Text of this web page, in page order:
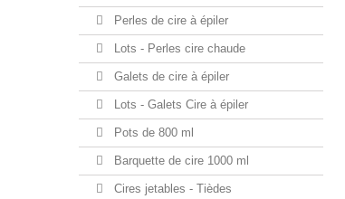
Perles de cire à épiler
Lots - Perles cire chaude
Galets de cire à épiler
Lots - Galets Cire à épiler
Pots de 800 ml
Barquette de cire 1000 ml
Cires jetables - Tièdes